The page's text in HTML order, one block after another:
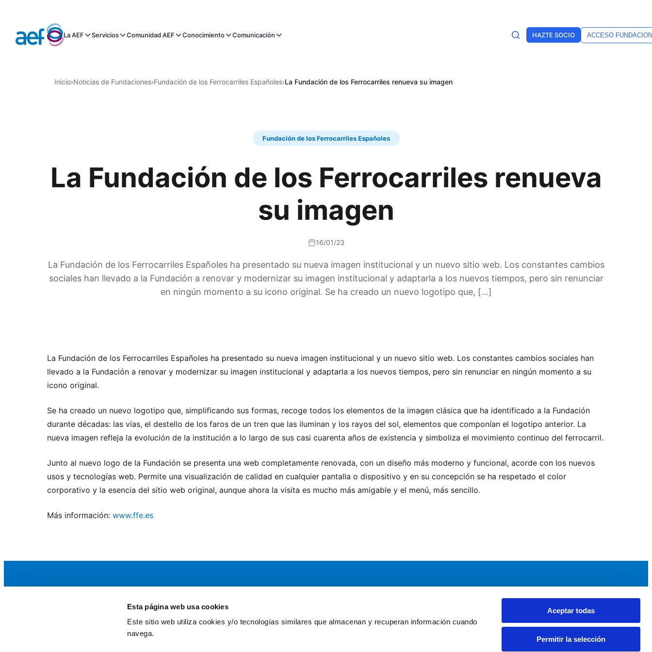
Esta página web usa cookies
Este sitio web utiliza cookies y/o tecnologías similares que almacenan y recuperan información cuando
navega.
Aceptar todas
Permitir la selección
La AEF Servicios Comunidad AEF Conocimiento Comunicación HAZTE SOCIO ACCESO
Inicio›Noticias de Fundaciones›Fundación de los Ferrocarriles Españoles›La Fundación de los Ferrocarriles renueva su imagen
Fundación de los Ferrocarriles Españoles
La Fundación de los Ferrocarriles renueva
su imagen
16/01/23
La Fundación de los Ferrocarriles Españoles ha presentado su nueva imagen institucional y un nuevo sitio web. Los constantes cambios
sociales han llevado a la Fundación a renovar y modernizar su imagen institucional y adaptarla a los nuevos tiempos, pero sin renunciar
en ningún momento a su icono original. Se ha creado un nuevo logotipo que, […]
La Fundación de los Ferrocarriles Españoles ha presentado su nueva imagen institucional y un nuevo sitio web. Los constantes cambios sociales han
llevado a la Fundación a renovar y modernizar su imagen institucional y adaptarla a los nuevos tiempos, pero sin renunciar en ningún momento a su
icono original.
Se ha creado un nuevo logotipo que, simplificando sus formas, recoge todos los elementos de la imagen clásica que ha identificado a la Fundación
durante décadas: las vías, el destello de los faros de un tren que las iluminan y los rayos del sol, elementos que componían el logotipo anterior. La
nueva imagen refleja la evolución de la institución a lo largo de sus casi cuarenta años de existencia y simboliza el movimiento continuo del ferrocarril.
Junto al nuevo logo de la Fundación se presenta una web completamente renovada, con un diseño más moderno y funcional, acorde con los nuevos
usos y tecnologías web. Permite una visualización de calidad en cualquier pantalla o dispositivo y en su concepción se ha respetado el color
corporativo y la esencia del sitio web original, aunque ahora la visita es mucho más amigable y el menú, más sencillo.
Más información: www.ffe.es
Quienes somos
Noticias y Eventos
Noticias AEF